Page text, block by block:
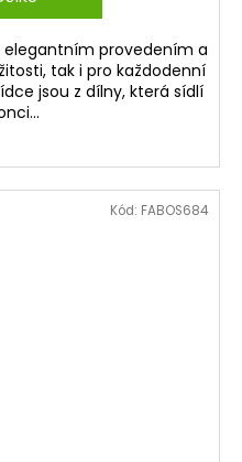
elegantním provedením a
tak i pro každodenní
jsou z dílny, která sídlí
Kód: FABOS684